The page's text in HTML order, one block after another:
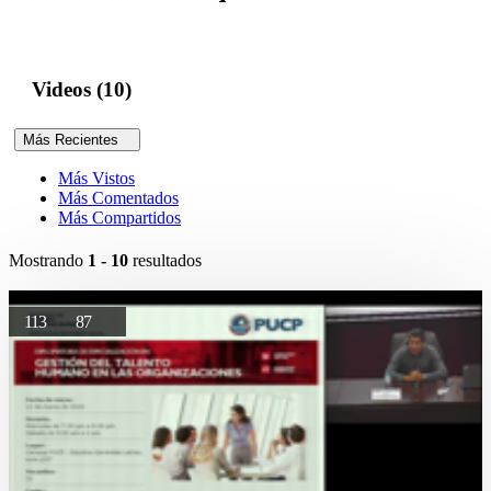
Videos (10)
Más Recientes
Más Vistos
Más Comentados
Más Compartidos
Mostrando 1 - 10 resultados
113 87